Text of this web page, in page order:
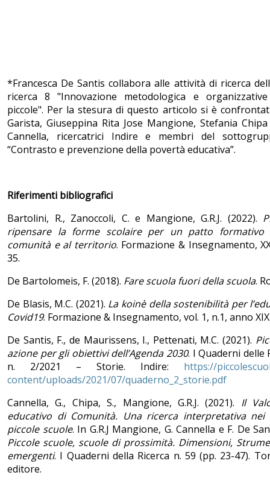
*Francesca De Santis collabora alle attività di ricerca
ricerca 8 "Innovazione metodologica e
piccole". Per la stesura di questo articolo si è
Garista, Giuseppina Rita Jose Mangione, Stefania
Cannella, ricercatrici Indire e membri del
“Contrasto e prevenzione della povertà educativa”.
Riferimenti bibliografici
Bartolini, R., Zanoccoli, C. e Mangione, G.R.J. (2022).
ripensare la forme scolaire per un patto formativo
comunità e al territorio. Formazione & Insegnamento,
35.
De Bartolomeis, F. (2018). Fare scuola fuori della scuola.
De Blasis, M.C. (2021). La koinè della sostenibilità per
Covid19. Formazione & Insegnamento, vol. 1, n.1, anno
De Santis, F., de Maurissens, I., Pettenati, M.C. (2021).
azione per gli obiettivi dell’Agenda 2030. I Quaderni delle
n. 2/2021 – Storie. Indire: https://
content/uploads/2021/07/quaderno_2_storie.pdf
Cannella, G., Chipa, S., Mangione, G.R.J. (2021). Il
educativo di Comunità. Una ricerca interpretativa
piccole scuole. In G.R.J Mangione, G. Cannella e F. De
Piccole scuole, scuole di prossimità. Dimensioni,
emergenti. I Quaderni della Ricerca n. 59 (pp. 23-47).
editore.